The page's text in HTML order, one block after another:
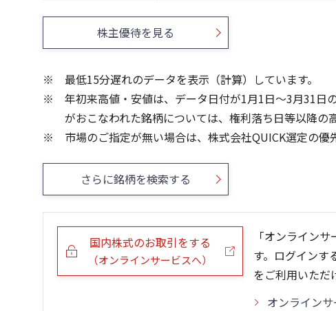
株主優待を見る
最低15分遅れのデータを表示（計算）しています。
年初来高値・安値は、データ日付が1月1日～3月31日
がおこなわれた銘柄については、権利落ち日等以降の
市場のご指定が無い場合は、株式会社QUICK選定の優
さらに銘柄を検索する
国内株式のお取引をする
（オンラインサービスへ）
「オンライン
す。ログインす
をご利用いただ
オンライン